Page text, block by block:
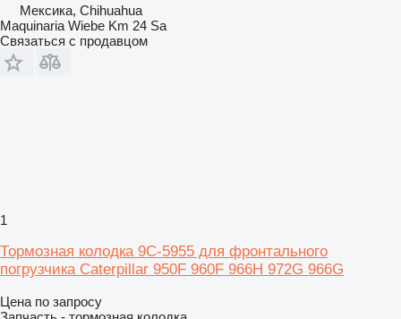
Мексика, Chihuahua
Maquinaria Wiebe Km 24 Sa
Связаться с продавцом
1
Тормозная колодка 9C-5955 для фронтального
погрузчика Caterpillar 950F 960F 966H 972G 966G
Цена по запросу